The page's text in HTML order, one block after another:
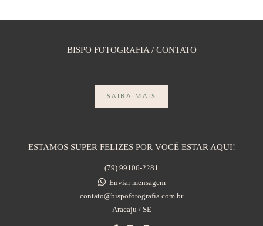
BISPO FOTOGRAFIA / CONTATO
SAIBA MAIS
ESTAMOS SUPER FELIZES POR VOCÊ ESTAR AQUI!
(79) 99106-2281
Enviar mensagem
contato@bispofotografia.com.br
Aracaju / SE